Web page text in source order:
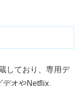
しており、専用デ
オやNetflix、